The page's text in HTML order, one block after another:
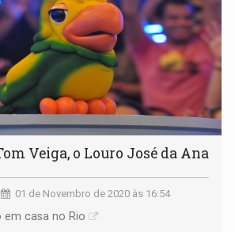
Veiga, o Louro José da Ana
01 de Novembro de 2020 às 16:54
casa no Rio